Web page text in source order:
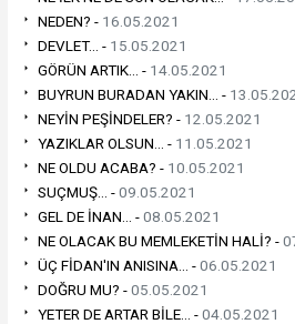
NEDEN? - 16.05.2021
DEVLET... - 15.05.2021
GÖRÜN ARTIK... - 14.05.2021
BUYRUN BURADAN YAKIN... -
NEYİN PEŞİNDELER? - 12.05.2021
YAZIKLAR OLSUN... - 11.05.2021
NE OLDU ACABA? - 10.05.2021
SUÇMUŞ... -09.05.2021
GEL DE İNAN... -08.05.2021
NE OLACAK BU MEMLEKETİN HALİ? -
ÜÇ FİDAN'IN ANISINA... -06.05.2021
DOĞRU MU? -05.05.2021
YETER DE ARTAR BİLE... -04.05.2021